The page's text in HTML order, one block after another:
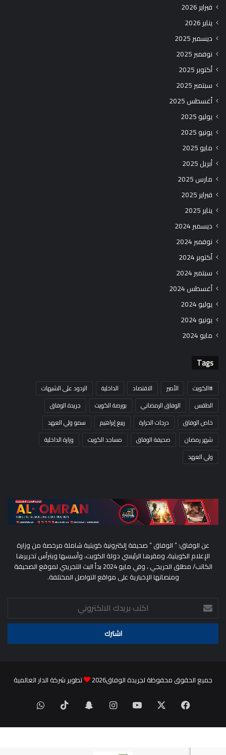
فبراير 2026
يناير 2026
ديسمبر 2025
نوفمبر 2025
أكتوبر 2025
سبتمبر 2025
أغسطس 2025
يوليو 2025
يونيو 2025
مايو 2025
أبريل 2025
مارس 2025
فبراير 2025
يناير 2025
ديسمبر 2024
نوفمبر 2024
أكتوبر 2024
سبتمبر 2024
أغسطس 2024
يوليو 2024
يونيو 2024
مايو 2024
Tags
#الكويت الأمير الاقتصاد الداخلية
الردود على الشبهات
الطقس
الوفاق الرمضاني بورصة الكويت
جريدة الوفاق
خاص الوفاق
درجات الحرارة ربيع إبراهيم
سمو ولي العهد
شهر رمضان
صحيفة الوفاق مساجد الكويت
وزارة الداخلية
ولي العهد
عن الوفاق: ” الوفاق ” صحيفة إلكترونية كويتية شاملة مرخصة من وزارة
الإعلام الكويتية، ومقرها الرئيسي دولة الكويت، وأسسها ويترأس تحريرها
الكاتب/ مطلق الحريجي ، وفي مايو 2024 بدأ البث التجريبي لموقع الصحيفة
ومنصاتها الإخبارية على مواقع التواصل المختلفة.
اكتب
بريدك
الالكتروني
جميع الحقوق محفوظة لجريدة الوفاق2026 تطوير شركة الدار العالمية
فيسبوك ‫YouTubeانستقرامسناب
تشات
‫TikTokواتساب